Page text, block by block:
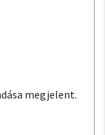
megjelent.